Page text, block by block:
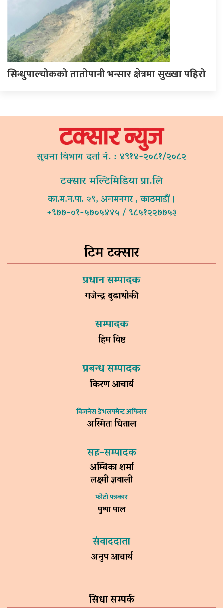
सिन्धुपाल्चोकको तातोपानी भन्सार क्षेत्रमा सुख्खा पहिरो
सूचना विभाग दर्ता नं. : ४९१४-२०८१/२०८२
टक्सार मल्टिमिडिया प्रा.लि
का.म.न.पा. २९, अनामनगर , काठमाडौं ।
+९७७-०१-५७०५४४५ / ९८५१२२७७५३
टिम टक्सार
प्रधान सम्पादक
गजेन्द्र बुढाथोकी
सम्पादक
हिम विष्ट
प्रबन्ध सम्पादक
किरण आचार्य
विजनेस डेभलपमेन्ट अफिसर
अस्मिता धिताल
सह–सम्पादक
अम्बिका शर्मा
लक्ष्मी ज्ञवाली
फोटो पत्रकार
पुष्पा पाल
संवाददाता
अनुप आचार्य
सिधा सम्पर्क